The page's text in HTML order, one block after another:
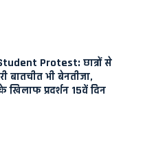
Protest: छात्रों से
बातचीत भी बेनतीजा,
खिलाफ प्रदर्शन 15वें दिन